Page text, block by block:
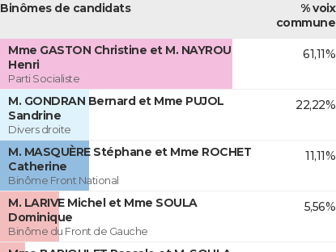
Binômes de candidats
% voix
commune
Mme GASTON Christine et M. NAYROU
Henri
Parti Socialiste
61,11%
M. GONDRAN Bernard et Mme PUJOL
Sandrine
Divers droite
22,22%
M. MASQUÈRE Stéphane et Mme ROCHET
Catherine
Binôme Front National
11,11%
M. LARIVE Michel et Mme SOULA
Dominique
Binôme du Front de Gauche
5,56%